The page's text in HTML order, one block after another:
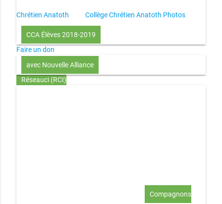
Chrétien Anatoth Collège Chrétien Anatoth Photos
CCA Élèves 2018-2019
Faire un don
avec Nouvelle Alliance
Réseauci (RCI)
Compagnons